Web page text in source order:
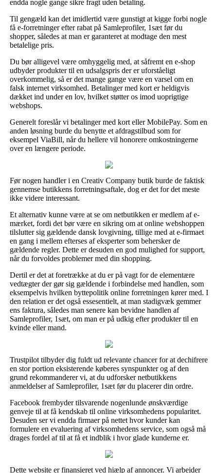
endda nogle gange sikre fragt uden betaling.
Til gengæld kan det imidlertid være gunstigt at kigge forbi nogle
få e-forretninger efter rabat på Samleprofiler, 1sæt før du
shopper, således at man er garanteret at modtage den mest
betalelige pris.
Du bør alligevel være omhyggelig med, at såfremt en e-shop
udbyder produkter til en udsalgspris der er uforståeligt
overkommelig, så er det mange gange være en varsel om en
falsk internet virksomhed. Betalinger med kort er heldigvis
dækket ind under en lov, hvilket støtter os imod uoprigtige
webshops.
Generelt foreslår vi betalinger med kort eller MobilePay. Som en
anden løsning burde du benytte et afdragstilbud som for
eksempel ViaBill, når du hellere vil honorere omkostningerne
over en længere periode.
Før nogen handler i en Creativ Company butik burde de faktisk
gennemse butikkens forretningsaftale, dog er det for det meste
ikke videre interessant.
Et alternativ kunne være at se om netbutikken er medlem af e-
mærket, fordi det bør være en sikring om at online webshoppen
tilslutter sig gældende dansk lovgivning, tillige med at e-firmaet
en gang i mellem efterses af eksperter som behersker de
gældende regler. Dette er desuden en god mulighed for support,
når du forvoldes problemer med din shopping.
Dertil er det at foretrække at du er på vagt for de elementære
vedtægter der gør sig gældende i forbindelse med handlen, som
eksempelvis hvilken byttepolitik online forretningen kører med. I
den relation er det også essesentielt, at man stadigvæk gemmer
ens faktura, således man senere kan bevidne handlen af
Samleprofiler, 1sæt, om man er på udkig efter produkter til en
kvinde eller mand.
Trustpilot tilbyder dig fuldt ud relevante chancer for at dechifrere
en stor portion eksisterende køberes synspunkter og af den
grund rekommanderer vi, at du udforsker netbutikkens
anmeldelser af Samleprofiler, 1sæt før du placerer din ordre.
Facebook frembyder tilsvarende nogenlunde ønskværdige
genveje til at få kendskab til online virksomhedens popularitet.
Desuden ser vi endda firmaer på nettet hvor kunder kan
formulere en evaluering af virksomhedens service, som også må
drages fordel af til at få et indblik i hvor glade kunderne er.
Dette website er finansieret ved hjælp af annoncer. Vi arbejder